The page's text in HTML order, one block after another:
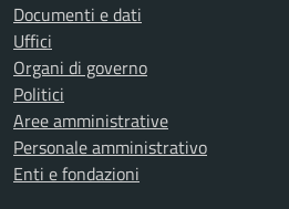
Documenti e dati
Uffici
Organi di governo
Politici
Aree amministrative
Personale amministrativo
Enti e fondazioni